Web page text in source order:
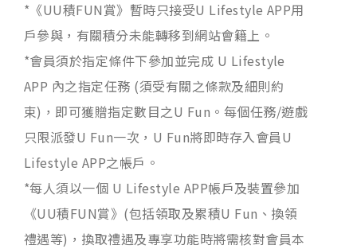
*《UU積FUN賞》暫時只接受U Lifestyle APP用
戶參與，有關積分未能轉移到網站會籍上。
*會員須於指定條件下參加並完成 U Lifestyle
APP 內之指定任務 (須受有關之條款及細則約
束)，即可獲贈指定數目之U Fun。每個任務/遊戲
只限派發U Fun一次，U Fun將即時存入會員U
Lifestyle APP之帳戶。
*每人須以一個 U Lifestyle APP帳戶及裝置參加
《UU積FUN賞》(包括領取及累積U Fun、換領
禮遇等)，換取禮遇及專享功能時將需核對會員本